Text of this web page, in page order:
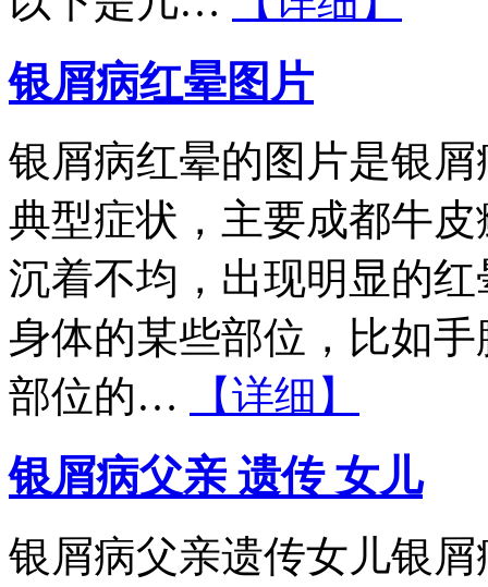
银屑病红晕图片
银屑病红晕的图片是银
典型症状，主要成都牛
沉着不均，出现明显的
身体的某些部位，比如
部位的…
【详细】
银屑病父亲 遗传 女儿
银屑病父亲遗传女儿银